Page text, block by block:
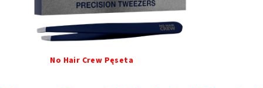
No Hair Crew Pęseta